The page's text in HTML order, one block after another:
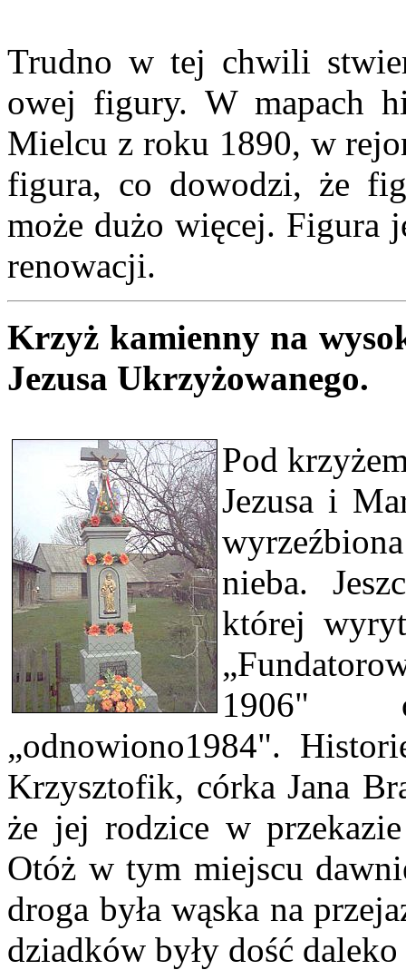
Trudno w tej chwili
owej figury. W mapach
Mielcu z roku 1890, w
figura, co dowodzi, że
może dużo więcej. Figura
renowacji.
Krzyż kamienny na
Jezusa Ukrzyżowanego.
Pod
Jezusa i
nieba.
której
1906"
„odnowiono1984".
Krzysztofik, córka Jana
że jej rodzice w
Otóż w tym miejscu
droga była wąska na
dziadków były dość